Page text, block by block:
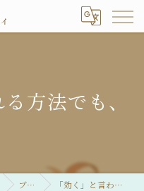
方法でも、
ブログ 「効く」と言われる方法でも、